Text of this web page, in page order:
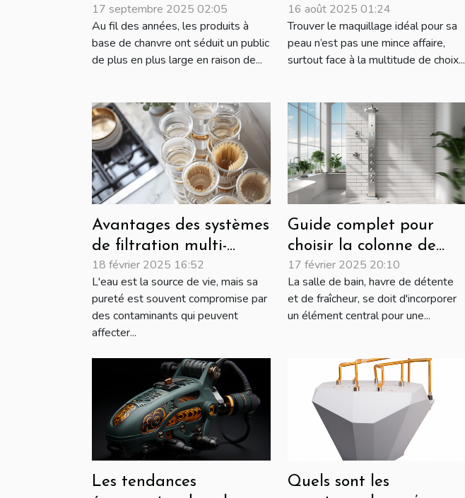
achats de produits à
base de chanvre ?
17 septembre 2025 02:05
Au fil des années, les produits à
base de chanvre ont séduit un public
de plus en plus large en raison de...
pour votre type de
peau ?
16 août 2025 01:24
Trouver le maquillage idéal pour sa
peau n’est pas une mince affaire,
surtout face à la multitude de choix...
Avantages des systèmes
de filtration multi-
étapes pour une eau
pure
18 février 2025 16:52
L'eau est la source de vie, mais sa
pureté est souvent compromise par
des contaminants qui peuvent
affecter...
Guide complet pour
choisir la colonne de
douche idéale
17 février 2025 20:10
La salle de bain, havre de détente
et de fraîcheur, se doit d'incorporer
un élément central pour une...
Les tendances
Quels sont les